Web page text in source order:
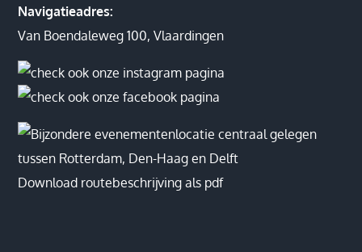
Navigatieadres:
Van Boendaleweg 100, Vlaardingen
Download routebeschrijving als pdf